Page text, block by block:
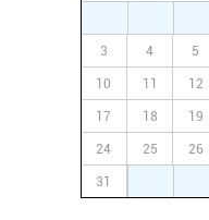
3 4 5
10 11 12
17 18 19
24 25 26
31